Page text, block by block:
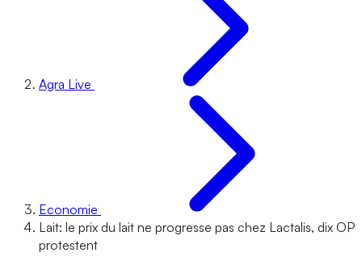
Agra Live
Economie
Lait: le prix du lait ne progresse pas chez Lactalis, dix OP
protestent